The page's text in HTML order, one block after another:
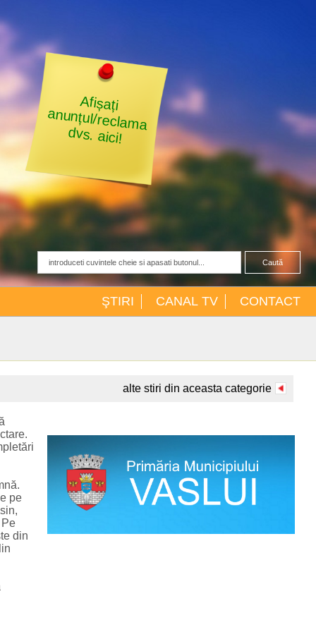
Caută
ŞTIRI CANAL TV CONTACT
alte stiri din aceasta categorie
pe
din
Afișați
anunțul/reclama
dvs. aici!